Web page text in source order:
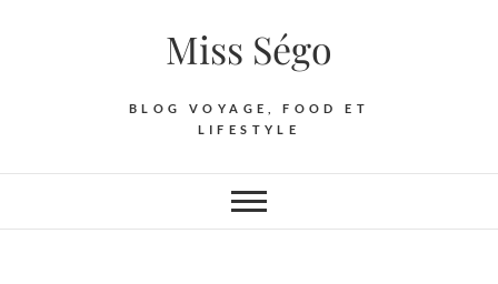
Miss Ségo
BLOG VOYAGE, FOOD ET
LIFESTYLE